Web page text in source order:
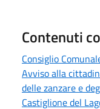
Contenuti
Consiglio
Avviso alla
delle zanzare e
Castiglione del